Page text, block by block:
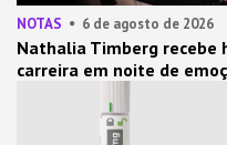
NOTAS 6 de agosto de 2026
Nathalia Timberg recebe
carreira em noite de